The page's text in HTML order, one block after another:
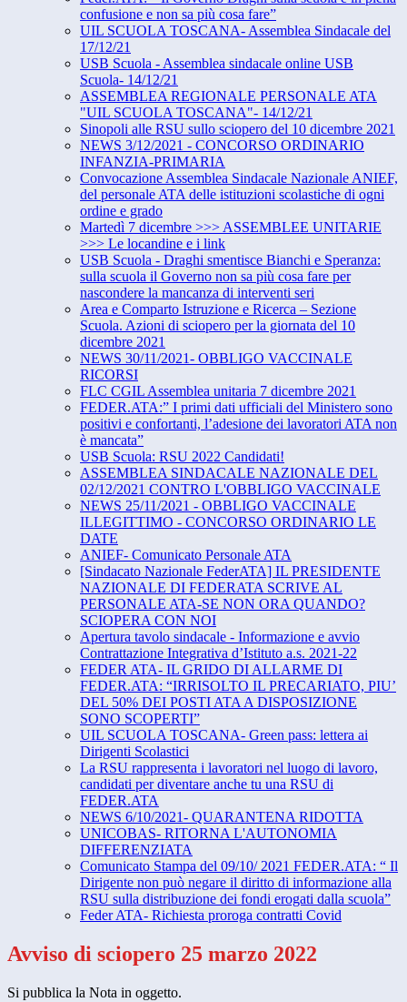
confusione e non sa più cosa fare”
UIL SCUOLA TOSCANA- Assemblea Sindacale del
17/12/21
USB Scuola - Assemblea sindacale online USB
Scuola- 14/12/21
ASSEMBLEA REGIONALE PERSONALE ATA
"UIL SCUOLA TOSCANA"- 14/12/21
Sinopoli alle RSU sullo sciopero del 10 dicembre 2021
NEWS 3/12/2021 - CONCORSO ORDINARIO
INFANZIA-PRIMARIA
Convocazione Assemblea Sindacale Nazionale ANIEF,
del personale ATA delle istituzioni scolastiche di ogni
ordine e grado
Martedì 7 dicembre >>> ASSEMBLEE UNITARIE
>>> Le locandine e i link
USB Scuola - Draghi smentisce Bianchi e Speranza:
sulla scuola il Governo non sa più cosa fare per
nascondere la mancanza di interventi seri
Area e Comparto Istruzione e Ricerca – Sezione
Scuola. Azioni di sciopero per la giornata del 10
dicembre 2021
NEWS 30/11/2021- OBBLIGO VACCINALE
RICORSI
FLC CGIL Assemblea unitaria 7 dicembre 2021
FEDER.ATA:” I primi dati ufficiali del Ministero sono
positivi e confortanti, l’adesione dei lavoratori ATA non
è mancata”
USB Scuola: RSU 2022 Candidati!
ASSEMBLEA SINDACALE NAZIONALE DEL
02/12/2021 CONTRO L'OBBLIGO VACCINALE
NEWS 25/11/2021 - OBBLIGO VACCINALE
ILLEGITTIMO - CONCORSO ORDINARIO LE
DATE
ANIEF- Comunicato Personale ATA
[Sindacato Nazionale FederATA] IL PRESIDENTE
NAZIONALE DI FEDERATA SCRIVE AL
PERSONALE ATA-SE NON ORA QUANDO?
SCIOPERA CON NOI
Apertura tavolo sindacale - Informazione e avvio
Contrattazione Integrativa d’Istituto a.s. 2021-22
FEDER ATA- IL GRIDO DI ALLARME DI
FEDER.ATA: “IRRISOLTO IL PRECARIATO, PIU’
DEL 50% DEI POSTI ATA A DISPOSIZIONE
SONO SCOPERTI”
UIL SCUOLA TOSCANA- Green pass: lettera ai
Dirigenti Scolastici
La RSU rappresenta i lavoratori nel luogo di lavoro,
candidati per diventare anche tu una RSU di
FEDER.ATA
NEWS 6/10/2021- QUARANTENA RIDOTTA
UNICOBAS- RITORNA L'AUTONOMIA
DIFFERENZIATA
Comunicato Stampa del 09/10/ 2021 FEDER.ATA: “ Il
Dirigente non può negare il diritto di informazione alla
RSU sulla distribuzione dei fondi erogati dalla scuola”
Feder ATA- Richiesta proroga contratti Covid
Avviso di sciopero 25 marzo 2022
Si pubblica la Nota in oggetto.